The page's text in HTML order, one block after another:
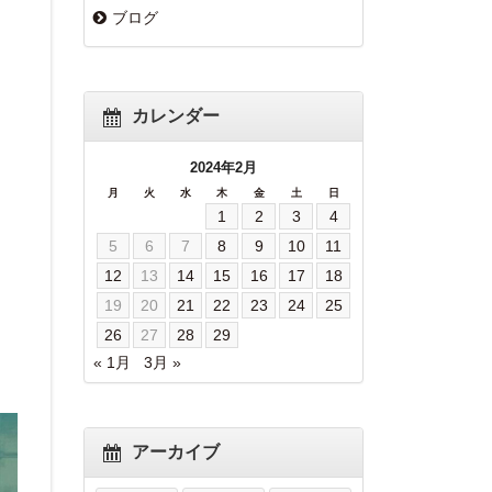
ブログ
カレンダー
2024年2月
月 火 水 木 金 土 日
1 2 3
4
5
6 7 8 9 10
11
12
13 14 15 16 17
18
19
20 21 22 23 24
25
26
27 28
29
« 1月
3月 »
アーカイブ